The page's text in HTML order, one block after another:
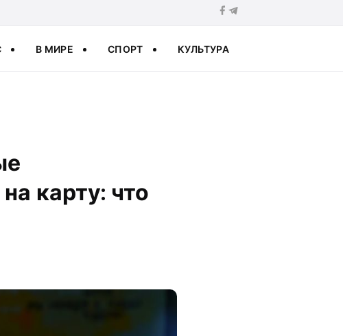
В МИРЕ СПОРТ КУЛЬТУРА
карту: что